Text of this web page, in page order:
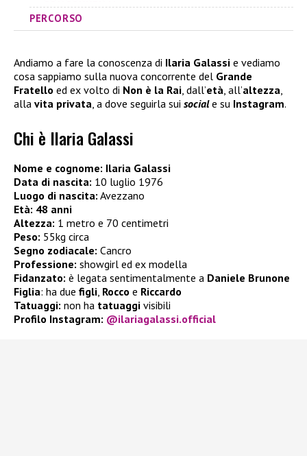
PERCORSO
Andiamo a fare la conoscenza di Ilaria Galassi e vediamo
cosa sappiamo sulla nuova concorrente del Grande
Fratello ed ex volto di Non è la Rai , dall’età , all’altezza
alla vita privata , a dove seguirla sui sociale su Instagram.
Chi è Ilaria Galassi
Nome e cognome: Ilaria Galassi
Data di nascita: 10 luglio 1976
Luogo di nascita: Avezzano
Età: 48 anni
Altezza: 1 metro e 70 centimetri
Peso: 55kg circa
Segno zodiacale: Cancro
Professione: showgirl ed ex modella
Fidanzato: è legata sentimentalmente a Daniele Brunone
Figlia: ha due figli, Rocco e Riccardo
Tatuaggi: non ha tatuaggi visibili
Profilo Instagram: @ilariagalassi.official